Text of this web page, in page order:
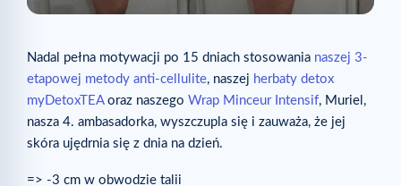
Nadal pełna motywacji po 15 dniach stosowania naszej 3-
etapowej metody anti-cellulite, naszej herbaty detox
myDetoxTEAoraz naszego Wrap Minceur Intensif, Muriel,
nasza 4. ambasadorka, wyszczupla się i zauważa, że jej
skóra ujędrnia się z dnia na dzień.
=> -3 cm w obwodzie talii